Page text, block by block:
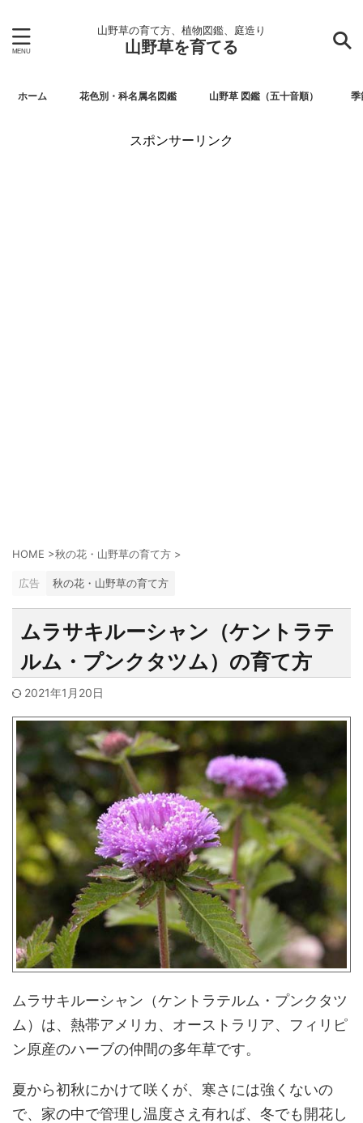
山野草の育て方、植物図鑑、庭造り
山野草を育てる
ホーム 花色別・科名属名図鑑 山野草 図鑑（五十音順） 季
スポンサーリンク
HOME >秋の花・山野草の育て方 >
広告 秋の花・山野草の育て方
ムラサキルーシャン（ケントラテ
ルム・プンクタツム）の育て方
2021年1月20日
ムラサキルーシャン（ケントラテルム・プンクタツ
ム）は、熱帯アメリカ、オーストラリア、フィリピ
ン原産のハーブの仲間の多年草です。
夏から初秋にかけて咲くが、寒さには強くないの
で、家の中で管理し温度さえ有れば、冬でも開花し